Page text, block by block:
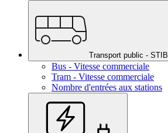
Transport public - STIB
Bus - Vitesse commerciale
Tram - Vitesse commerciale
Nombre d'entrées aux stations